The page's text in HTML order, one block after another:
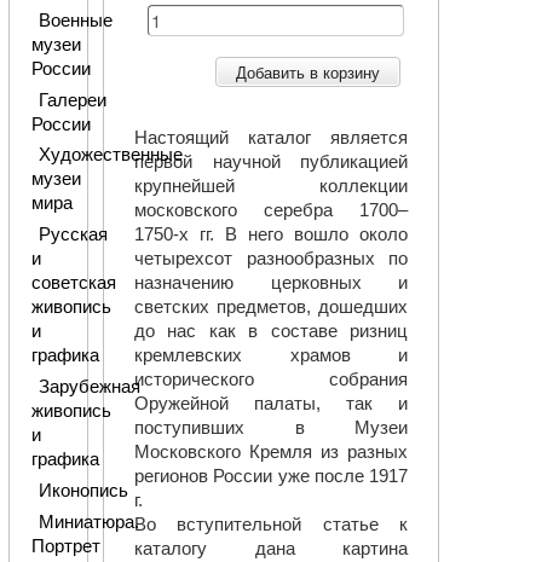
Добавить в корзину
Настоящий каталог является
первой научной публикацией
крупнейшей коллекции
московского серебра 1700–
1750-х гг. В него вошло около
четырехсот разнообразных по
назначению церковных и
светских предметов, дошедших
до нас как в составе ризниц
кремлевских храмов и
исторического собрания
Оружейной палаты, так и
поступивших в Музеи
Московского Кремля из разных
регионов России уже после 1917
г.
Во вступительной статье к
каталогу дана картина
Военные
музеи
России
Галереи
России
Художественные
музеи
мира
Русская
и
советская
живопись
и
графика
Зарубежная
живопись
и
графика
Иконопись
Миниатюра.
Портрет